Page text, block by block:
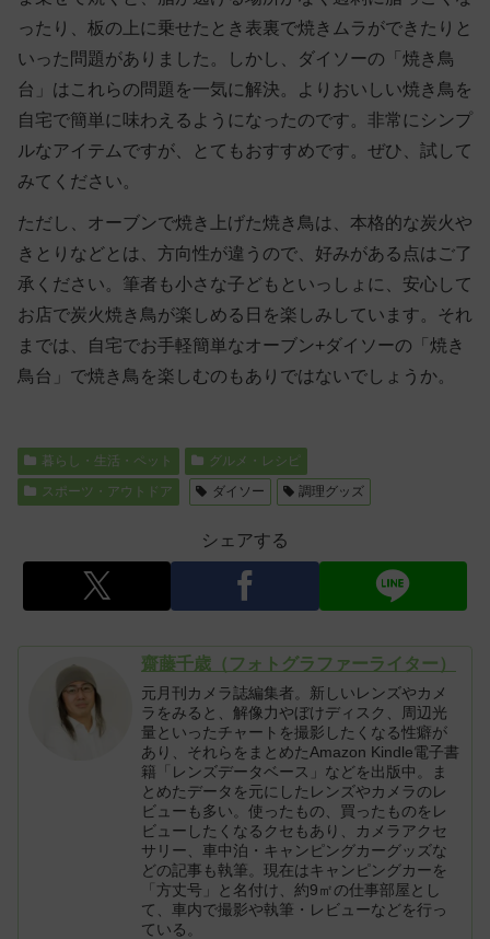
ったり、板の上に乗せたとき表裏で焼きムラができたりと
いった問題がありました。しかし、ダイソーの「焼き鳥
台」はこれらの問題を一気に解決。よりおいしい焼き鳥を
自宅で簡単に味わえるようになったのです。非常にシンプ
ルなアイテムですが、とてもおすすめです。ぜひ、試して
みてください。
ただし、オーブンで焼き上げた焼き鳥は、本格的な炭火や
きとりなどとは、方向性が違うので、好みがある点はご了
承ください。筆者も小さな子どもといっしょに、安心して
お店で炭火焼き鳥が楽しめる日を楽しみしています。それ
までは、自宅でお手軽簡単なオーブン+ダイソーの「焼き
鳥台」で焼き鳥を楽しむのもありではないでしょうか。
暮らし・生活・ペット
グルメ・レシピ
スポーツ・アウトドア
ダイソー 調理グッズ
シェアする
齋藤千歳（フォトグラファーライター）
元月刊カメラ誌編集者。新しいレンズやカメ
ラをみると、解像力やぼけディスク、周辺光
量といったチャートを撮影したくなる性癖が
あり、それらをまとめたAmazon Kindle電子書
籍「レンズデータベース」などを出版中。ま
とめたデータを元にしたレンズやカメラのレ
ビューも多い。使ったもの、買ったものをレ
ビューしたくなるクセもあり、カメラアクセ
サリー、車中泊・キャンピングカーグッズな
どの記事も執筆。現在はキャンピングカーを
「方丈号」と名付け、約9㎡の仕事部屋とし
て、車内で撮影や執筆・レビューなどを行っ
ている。